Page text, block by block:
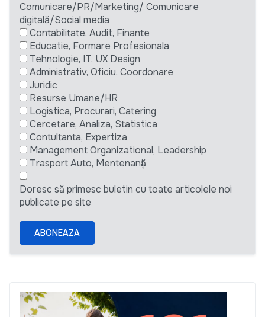
Comunicare/PR/Marketing/ Comunicare
digitală/Social media
Contabilitate, Audit, Finante
Educatie, Formare Profesionala
Tehnologie, IT, UX Design
Administrativ, Oficiu, Coordonare
Juridic
Resurse Umane/HR
Logistica, Procurari, Catering
Cercetare, Analiza, Statistica
Contultanta, Expertiza
Management Organizational, Leadership
Trasport Auto, Mentenanță
Doresc să primesc buletin cu toate articolele noi
publicate pe site
ABONEAZA